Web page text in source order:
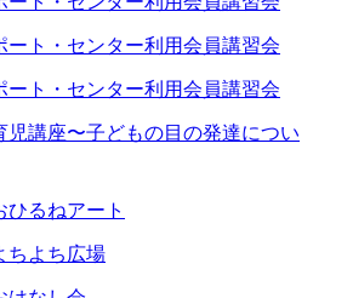
ート・センター利用会員講習会
ート・センター利用会員講習会
講座〜子どもの目の発達につい
るねアート
よち広場